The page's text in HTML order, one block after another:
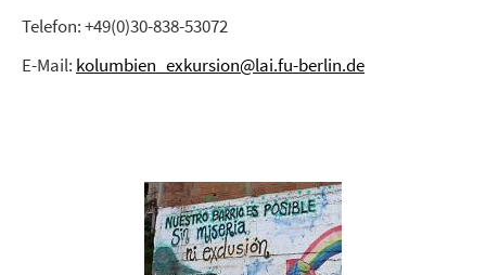
Telefon: +49(0)30-838-53072
E-Mail: kolumbien_exkursion@lai.fu-berlin.de